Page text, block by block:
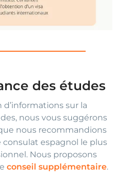
des études
d’informations sur la
nous vous suggérons
nous recommandions
espagnol le plus
Nous proposons
conseil supplémentaire.